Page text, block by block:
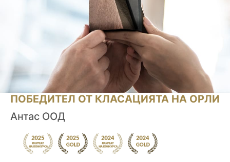
ПОБЕДИТЕЛ ОТ КЛАСАЦИЯТА НА ОРЛИ
Антас ООД